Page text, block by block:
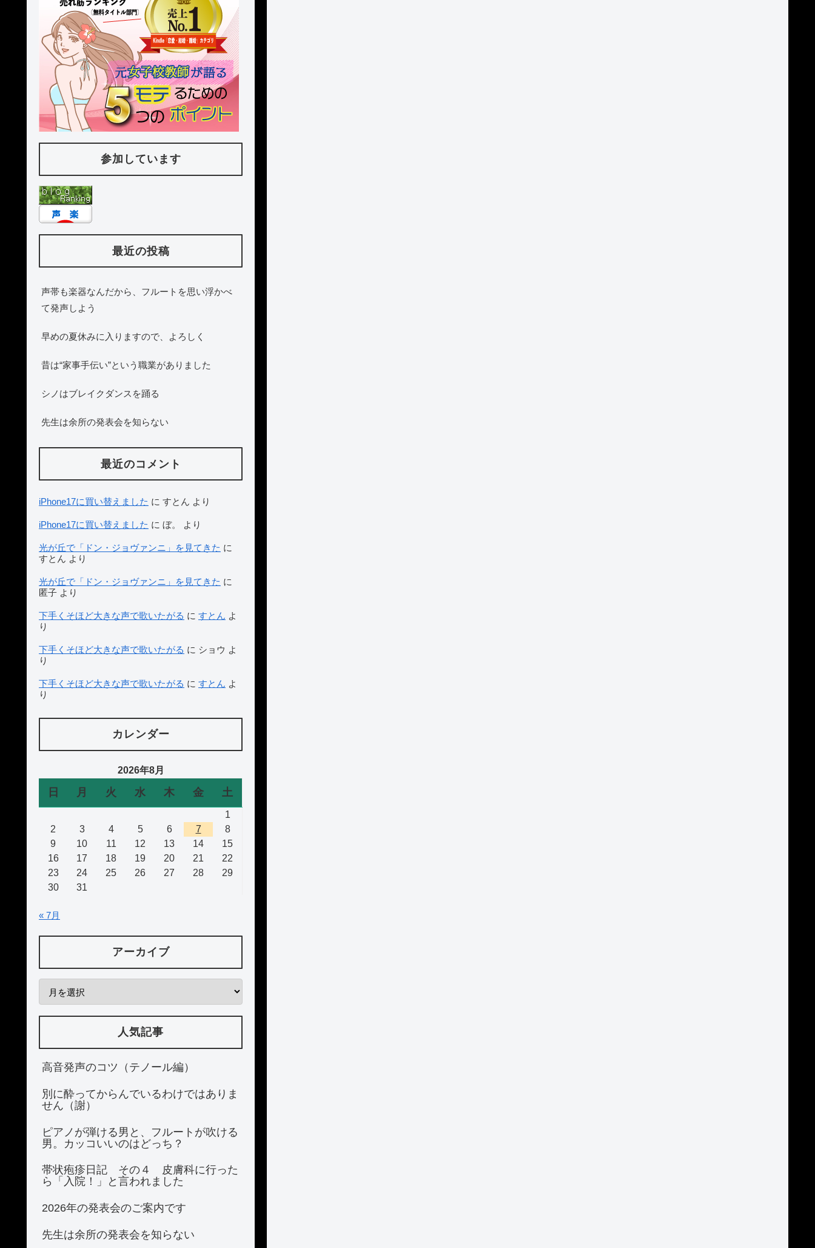
参加しています
最近の投稿
声帯も楽器なんだから、フルートを思い浮かべ
て発声しよう
早めの夏休みに入りますので、よろしく
昔は“家事手伝い”という職業がありました
シノはブレイクダンスを踊る
先生は余所の発表会を知らない
最近のコメント
iPhone17に買い替えました に すとん より
iPhone17に買い替えました に ぼ。 より
光が丘で「ドン・ジョヴァンニ」を見てきた に
すとん より
光が丘で「ドン・ジョヴァンニ」を見てきた に
匿子 より
下手くそほど大きな声で歌いたがる に すとん よ
り
下手くそほど大きな声で歌いたがる に ショウ よ
り
下手くそほど大きな声で歌いたがる に すとん よ
り
カレンダー
2026年8月
日 月 火 水 木 金 土
1
2
3 4 5 6 7
8
9
10 11 12 13 14
15
16
17 18 19 20 21
22
23
24 25 26 27 28
29
30
31
« 7月
アーカイブ
人気記事
高音発声のコツ（テノール編）
別に酔ってからんでいるわけではありま
せん（謝）
ピアノが弾ける男と、フルートが吹ける
男。カッコいいのはどっち？
帯状疱疹日記 その４ 皮膚科に行った
ら「入院！」と言われました
2026年の発表会のご案内です
先生は余所の発表会を知らない